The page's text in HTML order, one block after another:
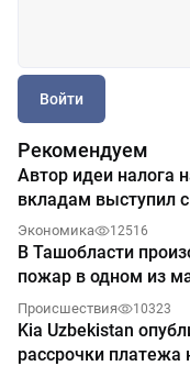
Войти
Рекомендуем
Автор идеи налога
вкладам выступил
Экономика 12516
В Ташобласти
пожар в одном из
Происшествия 10323
Kia Uzbekistan
рассрочки платежа